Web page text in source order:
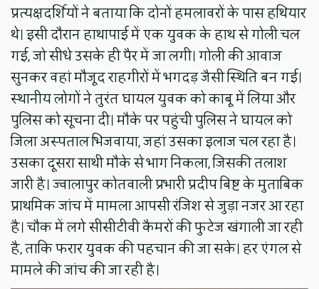
प्रत्यक्षदर्शियों ने बताया कि दोनों हमलावरों के पास हथियार
थे। इसी दौरान हाथापाई में एक युवक के हाथ से गोली चल
गई, जो सीधे उसके ही पैर में जा लगी। गोली की आवाज
सुनकर वहां मौजूद राहगीरों में भगदड़ जैसी स्थिति बन गई।
स्थानीय लोगों ने तुरंत घायल युवक को काबू में लिया और
पुलिस को सूचना दी। मौके पर पहुंची पुलिस ने घायल को
जिला अस्पताल भिजवाया, जहां उसका इलाज चल रहा है।
उसका दूसरा साथी मौके से भाग निकला, जिसकी तलाश
जारी है। ज्वालापुर कोतवाली प्रभारी प्रदीप बिष्ट के मुताबिक
प्राथमिक जांच में मामला आपसी रंजिश से जुड़ा नजर आ रहा
है। चौक में लगे सीसीटीवी कैमरों की फुटेज खंगाली जा रही
है, ताकि फरार युवक की पहचान की जा सके। हर एंगल से
मामले की जांच की जा रही है।